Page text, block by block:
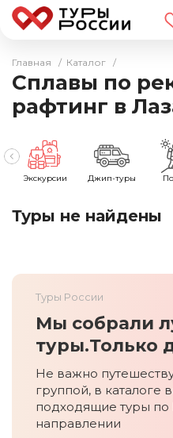
Главная / Каталог /
Сплавы по
рафтинг в
Экскурсии Джип-туры
Туры не найдены
Туры России
Мы собрали
туры.Только
Не важно
группой, в каталоге
подходящие туры
направлении